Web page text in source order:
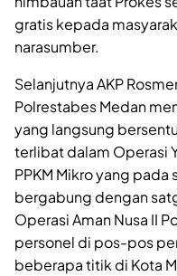
gratis kepada
narasumber.
Selanjutnya AKP
Polrestabes Medan
yang langsung
terlibat dalam Operasi
PPKM Mikro yang pada
bergabung dengan
Operasi Aman Nusa II
personel di pos-pos
beberapa titik di Kota